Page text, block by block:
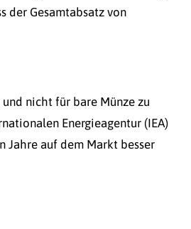
der Gesamtabsatz von
nicht für bare Münze zu
Energieagentur (IEA)
Jahre auf dem Markt besser